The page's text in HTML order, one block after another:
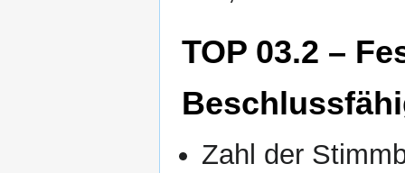
TOP 03.2 –
Zahl der